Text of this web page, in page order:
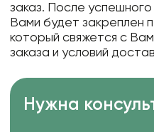
заказ. После
Вами будет закреплен
который свяжется с
заказа и условий
Нужна